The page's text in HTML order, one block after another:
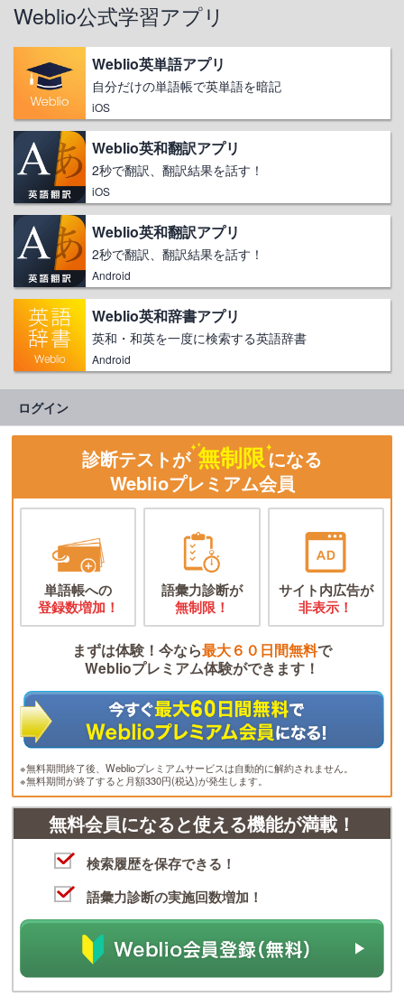
Weblio公式学習アプリ
Weblio英単語アプリ
自分だけの単語帳で英単語を暗記
iOS
Weblio英和翻訳アプリ
2秒で翻訳、翻訳結果を話す！
iOS
Weblio英和翻訳アプリ
2秒で翻訳、翻訳結果を話す！
Android
Weblio英和辞書アプリ
英和・和英を一度に検索する英語辞書
Android
ログイン
診断テストが 無制限になる
Weblioプレミアム会員
単語帳への
登録数増加！
語彙力診断が
無制限！
サイト内広告が
非表示！
まずは体験！今なら最大６０日間無料で
Weblioプレミアム体験ができます！
※無料期間終了後、Weblioプレミアムサービスは自動的に解約されません。
※無料期間が終了すると月額330円(税込)が発生します。
無料会員になると使える機能が満載！
検索履歴を保存できる！
語彙力診断の実施回数増加！